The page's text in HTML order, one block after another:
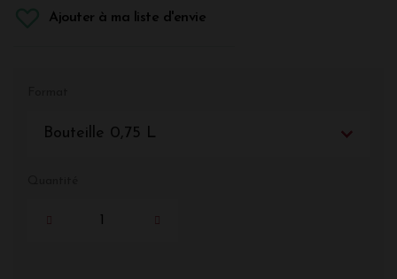
Ajouter à ma liste d'envie
Bouteille 0,75 L